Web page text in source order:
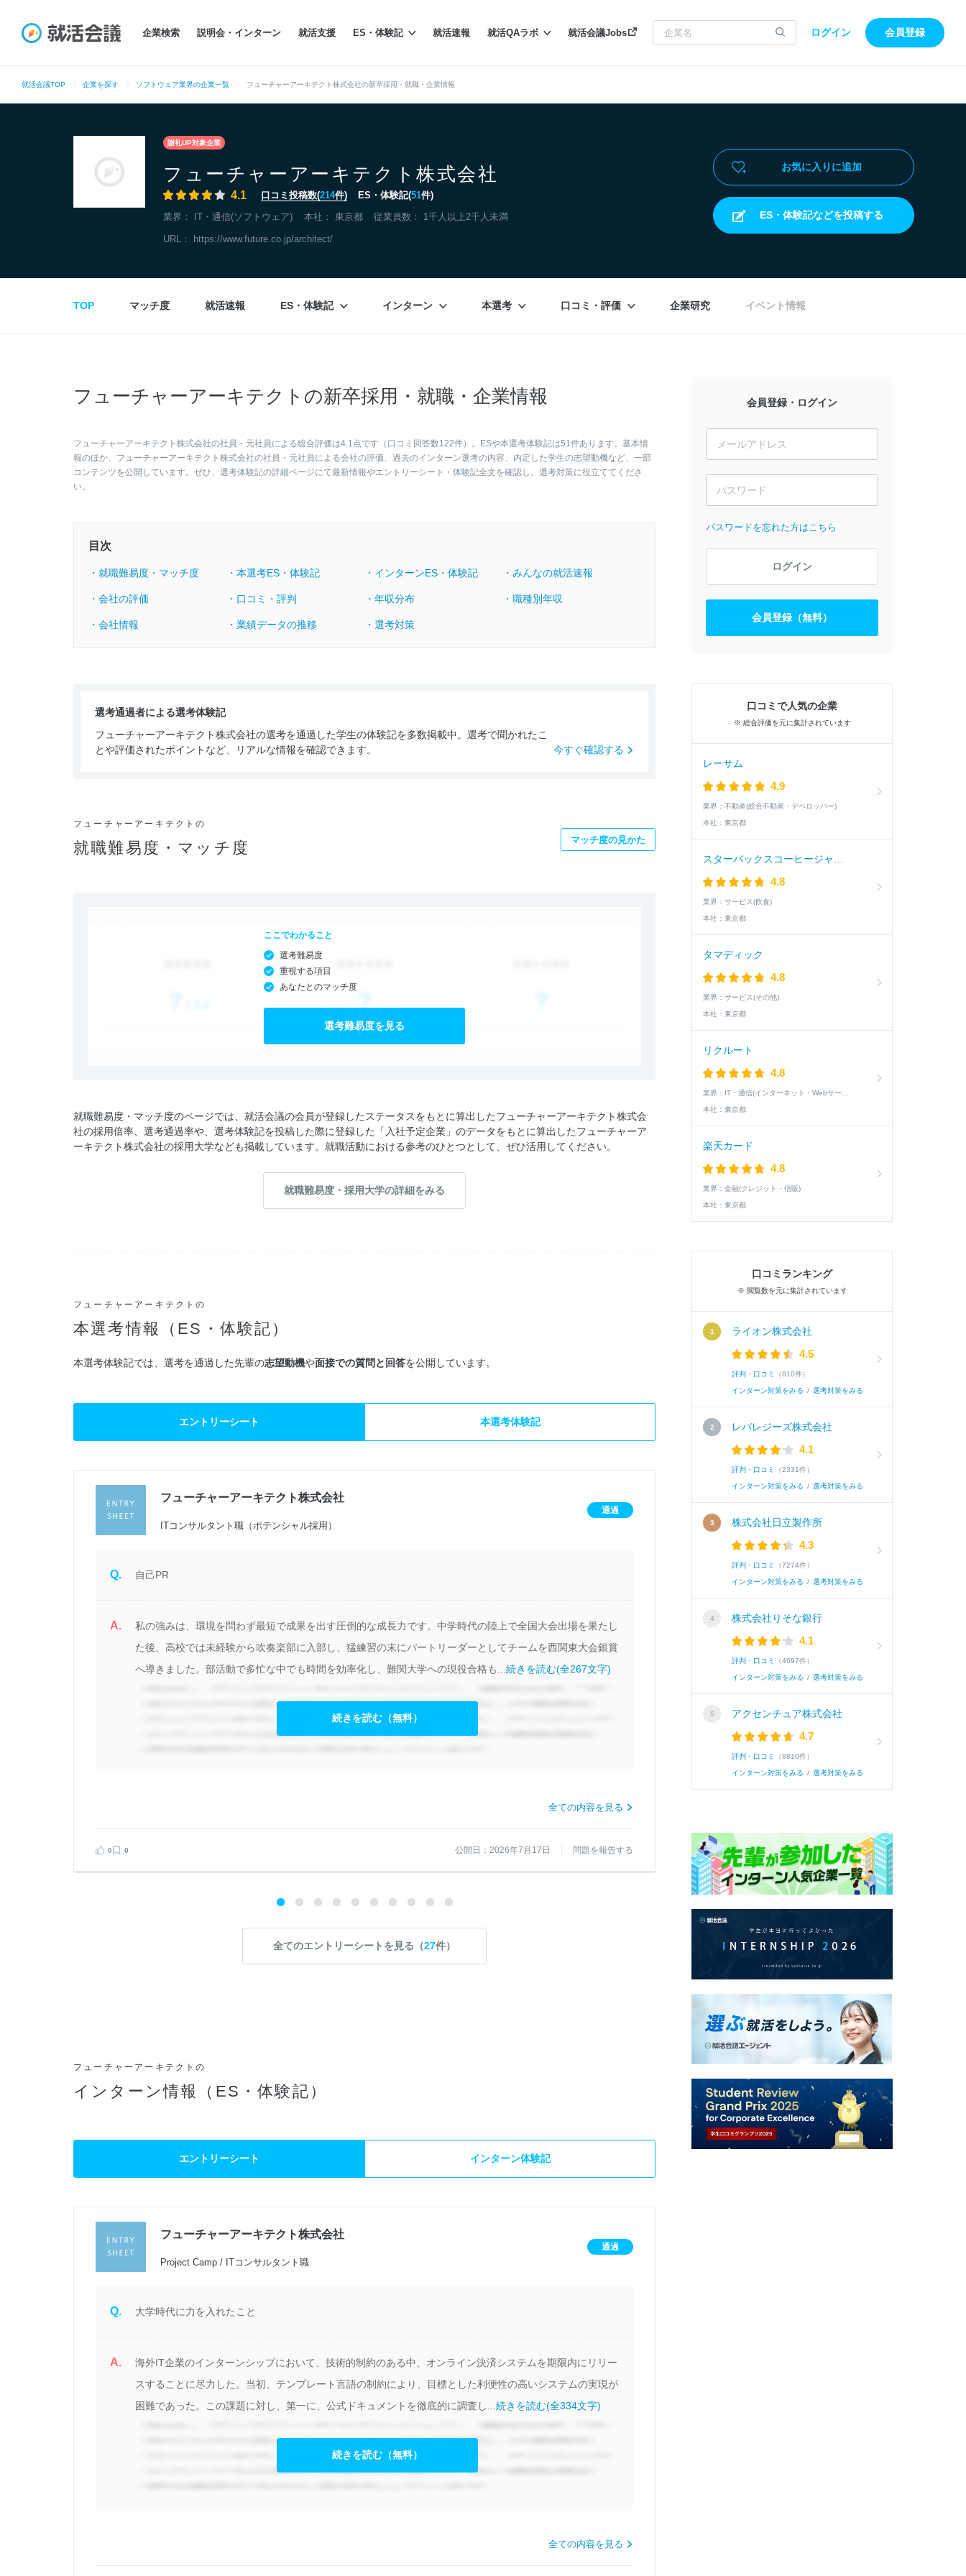
企業検索 説明会・インターン 就活支援 ES・体験記 就活速報 就活QAラボ 就活会議Jobs ログイン 会員登録
就活会議TOP 企業を探す ソフトウェア業界の企業一覧 フューチャーアーキテクト株式会社の新卒採用・就職・企業情報
謝礼UP対象企業
フューチャーアーキテクト株式会社
4.1 口コミ投稿数(214件) ES・体験記(51件)
業界： IT・通信(ソフトウェア) 本社： 東京都 従業員数： 1千人以上2千人未満
URL： https://www.future.co.jp/architect/
お気に入りに追加
ES・体験記などを投稿する
TOP マッチ度 就活速報 ES・体験記 インターン 本選考 口コミ・評価 企業研究 イベント情報
フューチャーアーキテクトの新卒採用・就職・企業情報
フューチャーアーキテクト株式会社の社員・元社員による総合評価は4.1点です（口コミ回答数122件）。ESや本選考体験記は51件あります。基本情
報のほか、フューチャーアーキテクト株式会社の社員・元社員による会社の評価、過去のインターン選考の内容、内定した学生の志望動機など、一部
コンテンツを公開しています。ぜひ、選考体験記の詳細ページにて最新情報やエントリーシート・体験記全文を確認し、選考対策に役立ててくださ
い。
目次
・就職難易度・マッチ度 ・本選考ES・体験記 ・インターンES・体験記 ・みんなの就活速報
・会社の評価 ・口コミ・評判 ・年収分布 ・職種別年収
・会社情報 ・業績データの推移 ・選考対策
選考通過者による選考体験記
フューチャーアーキテクト株式会社の選考を通過した学生の体験記を多数掲載中。選考で聞かれたこ
とや評価されたポイントなど、リアルな情報を確認できます。
今すぐ確認する
フューチャーアーキテクトの
就職難易度・マッチ度 マッチ度の見かた
ここでわかること
選考難易度
重視する項目
あなたとのマッチ度
選考難易度を見る
就職難易度・マッチ度のページでは、就活会議の会員が登録したステータスをもとに算出したフューチャーアーキテクト株式会
社の採用倍率、選考通過率や、選考体験記を投稿した際に登録した「入社予定企業」のデータをもとに算出したフューチャーア
ーキテクト株式会社の採用大学なども掲載しています。就職活動における参考のひとつとして、ぜひ活用してください。
就職難易度・採用大学の詳細をみる
フューチャーアーキテクトの
本選考情報（ES・体験記）
本選考体験記では、選考を通過した先輩の志望動機や面接での質問と回答を公開しています。
エントリーシート 本選考体験記
フューチャーアーキテクト株式会社
ITコンサルタント職（ポテンシャル採用）
通過
Q. 自己PR
A.
私の強みは、環境を問わず最短で成果を出す圧倒的な成長力です。中学時代の陸上で全国大会出場を果たし
た後、高校では未経験から吹奏楽部に入部し、猛練習の末にパートリーダーとしてチームを西関東大会銀賞
へ導きました。部活動で多忙な中でも時間を効率化し、難関大学への現役合格も... 続きを読む(全267文字)
続きを読む（無料）
全ての内容を見る
0 0 公開日：2026年7月17日 問題を報告する
ITコンサルタント職
A.
私が学生時代に最も力を入れたのは、ベトナ
テムのプロトタイプ開発を完遂した経験です。
0 0
全てのエントリーシートを見る（27件）
フューチャーアーキテクトの
インターン情報（ES・体験記）
エントリーシート インターン体験記
フューチャーアーキテクト株式会社
Project Camp / ITコンサルタント職
通過
Q. 大学時代に力を入れたこと
A.
海外IT企業のインターンシップにおいて、技術的制約のある中、オンライン決済システムを期限内にリリー
スすることに尽力した。当初、テンプレート言語の制約により、目標とした利便性の高いシステムの実現が
困難であった。この課題に対し、第一に、公式ドキュメントを徹底的に調査し... 続きを読む(全334文字)
続きを読む（無料）
全ての内容を見る
会員登録・ログイン
パスワードを忘れた方はこちら
ログイン
会員登録（無料）
口コミで人気の企業
※ 総合評価を元に集計されています
レーサム
4.9
業界： 不動産(総合不動産・デベロッパー)
本社： 東京都
4.8
業界： サービス(飲食)
本社： 東京都
タマディック
4.8
業界： サービス(その他)
本社： 東京都
リクルート
4.8
業界：
本社： 東京都
楽天カード
4.8
業界： 金融(クレジット・信販)
本社： 東京都
口コミランキング
※ 閲覧数を元に集計されています
ライオン株式会社
4.5
評判・口コミ （810件）
インターン対策をみる / 選考対策をみる
レバレジーズ株式会社
4.1
評判・口コミ （2331件）
インターン対策をみる / 選考対策をみる
株式会社日立製作所
4.3
評判・口コミ （7274件）
インターン対策をみる / 選考対策をみる
株式会社りそな銀行
4.1
評判・口コミ （4697件）
インターン対策をみる / 選考対策をみる
アクセンチュア株式会社
4.7
評判・口コミ （8810件）
インターン対策をみる / 選考対策をみる